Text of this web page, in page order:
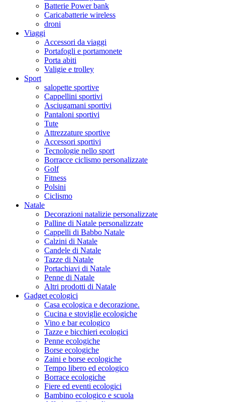
Batterie Power bank
Caricabatterie wireless
droni
Viaggi
Accessori da viaggi
Portafogli e portamonete
Porta abiti
Valigie e trolley
Sport
salopette sportive
Cappellini sportivi
Asciugamani sportivi
Pantaloni sportivi
Tute
Attrezzature sportive
Accessori sportivi
Tecnologie nello sport
Borracce ciclismo personalizzate
Golf
Fitness
Polsini
Ciclismo
Natale
Decorazioni natalizie personalizzate
Palline di Natale personalizzate
Cappelli di Babbo Natale
Calzini di Natale
Candele di Natale
Tazze di Natale
Portachiavi di Natale
Penne di Natale
Altri prodotti di Natale
Gadget ecologici
Casa ecologica e decorazione.
Cucina e stoviglie ecologiche
Vino e bar ecologico
Tazze e bicchieri ecologici
Penne ecologiche
Borse ecologiche
Zaini e borse ecologiche
Tempo libero ed ecologico
Borrace ecologiche
Fiere ed eventi ecologici
Bambino ecologico e scuola